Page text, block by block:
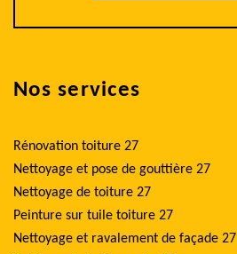
Nos services
Rénovation toiture 27
Nettoyage et pose de gouttière 27
Nettoyage de toiture 27
Peinture sur tuile toiture 27
Nettoyage et ravalement de façade 27